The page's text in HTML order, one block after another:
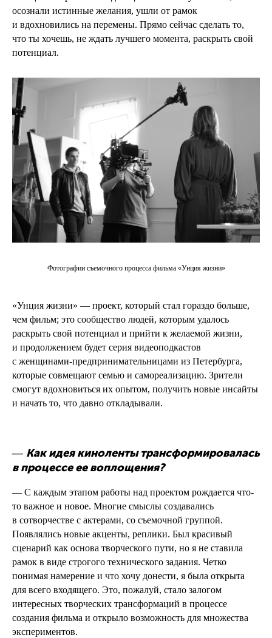
осознали истинные желания, ушли от рамок
и вдохновились на перемены. Прямо сейчас сделать то,
что ты хочешь, не ждать лучшего момента, раскрыть свой
потенциал.
Фотографии съемочного процесса фильма «Унция жизни»
«Унция жизни» — проект, который стал гораздо больше,
чем фильм; это сообщество людей, которым удалось
раскрыть свой потенциал и прийти к желаемой жизни,
и продолжением будет серия видеоподкастов
с женщинами-предпринимательницами из Петербурга,
которые совмещают семью и самореализацию. Зрители
смогут вдохновиться их опытом, получить новые инсайты
и начать то, что давно откладывали.
— Как идея киноленты трансформировалась
в процессе ее воплощения?
— С каждым этапом работы над проектом рождается что-
то важное и новое. Многие смыслы создавались
в сотворчестве с актерами, со съемочной группой.
Появлялись новые акценты, реплики. Был красивый
сценарий как основа творческого пути, но я не ставила
рамок в виде строгого технического задания. Четко
понимая намерение и что хочу донести, я была открыта
для всего входящего. Это, пожалуй, стало залогом
интересных творческих трансформаций в процессе
создания фильма и открыло возможность для множества
экспериментов.